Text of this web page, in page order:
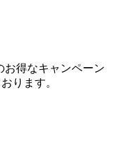
お得なキャンペーン
ります。